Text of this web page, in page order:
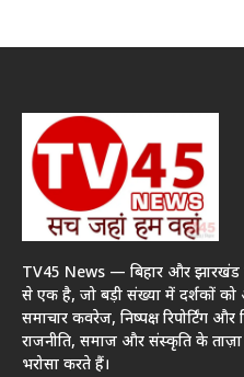
TV45 News — बिहार और झारखंड के
से एक है, जो बड़ी संख्या में दर्शकों
समाचार कवरेज, निष्पक्ष रिपोर्टिंग
राजनीति, समाज और संस्कृति के
भरोसा करते हैं।